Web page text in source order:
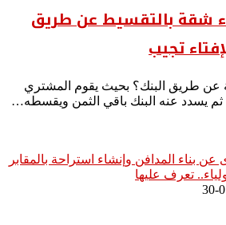
شقة بالتقسيط عن طريق
تجيب
طريق البنك؟ بحيث يقوم المشتري
ثم يسدد عنه البنك باقي الثمن ويقسطه…